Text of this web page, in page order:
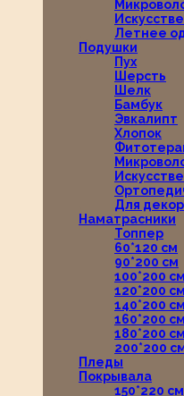
Летнее
Подушки
Пух
Шерсть
Шелк
Бамбук
Эвкалипт
Хлопок
Для
Наматрасники
Топпер
60*120 см
90*200 см
100*200 см
120*200 см
140*200 см
160*200 см
180*200 см
200*200
Пледы
Покрывала
150*220 см